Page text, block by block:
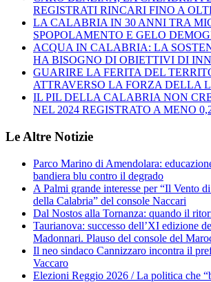
REGISTRATI RINCARI FINO A
LA CALABRIA IN 30 ANNI TRA
SPOPOLAMENTO E GELO
ACQUA IN CALABRIA: LA
HA BISOGNO DI OBIETTIVI DI
GUARIRE LA FERITA DEL
ATTRAVERSO LA FORZA DELLA
IL PIL DELLA CALABRIA NON
NEL 2024 REGISTRATO A MENO
Le Altre Notizie
Parco Marino di Amendolara:
bandiera blu contro il degrado
A Palmi grande interesse per “Il Vento
della Calabria” del console Naccari
Dal Nostos alla Tornanza: quando il
Taurianova: successo dell’XI edizione
Madonnari. Plauso del console del
Il neo sindaco Cannizzaro incontra il
Vaccaro
Elezioni Reggio 2026 / La politica che